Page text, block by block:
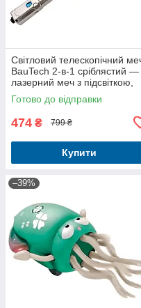
Світловий телескопічний
BauTech 2-в-1 сріблястий —
лазерний меч з підсвіткою,
звуком і обертанням, іграшка
для ігор та колекці
Готово до відправки
474 ₴ 799 ₴
Купити
–39%